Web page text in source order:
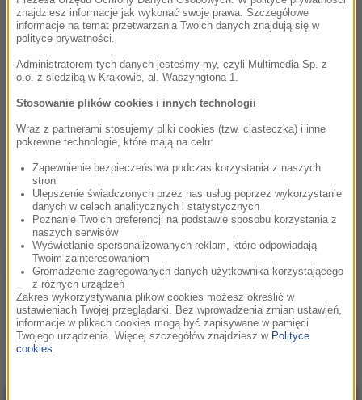
We're live here u go!!!!
http://smarturl.it/WTFvideo
A photo posted by Missy Elliott (@missymisdemeanorelliott) on
W teledysku do najnowszego singla
Missy Elliott
pojawiają się kukiełkowe wersje duetu wykonującego
utwór. Możemy również podziwiać Missy w różnych,
kolorowych i pstrokatych makijażach, prezentującą
swoje umiejętności taneczne.
znajdziesz informacje jak wykonać swoje prawa. Szczegółowe
informacje na temat przetwarzania Twoich danych znajdują się w
polityce prywatności.
Administratorem tych danych jesteśmy my, czyli Multimedia Sp. z
o.o. z siedzibą w Krakowie, al. Waszyngtona 1.
Stosowanie plików cookies i innych technologii
Wraz z partnerami stosujemy pliki cookies (tzw. ciasteczka) i inne
pokrewne technologie, które mają na celu:
Zapewnienie bezpieczeństwa podczas korzystania z naszych
stron
Ulepszenie świadczonych przez nas usług poprzez wykorzystanie
danych w celach analitycznych i statystycznych
Poznanie Twoich preferencji na podstawie sposobu korzystania z
naszych serwisów
Wyświetlanie spersonalizowanych reklam, które odpowiadają
Twoim zainteresowaniom
Gromadzenie zagregowanych danych użytkownika korzystającego
z różnych urządzeń
Zakres wykorzystywania plików cookies możesz określić w
ustawieniach Twojej przeglądarki. Bez wprowadzenia zmian ustawień,
informacje w plikach cookies mogą być zapisywane w pamięci
Twojego urządzenia. Więcej szczegółów znajdziesz w Polityce
cookies